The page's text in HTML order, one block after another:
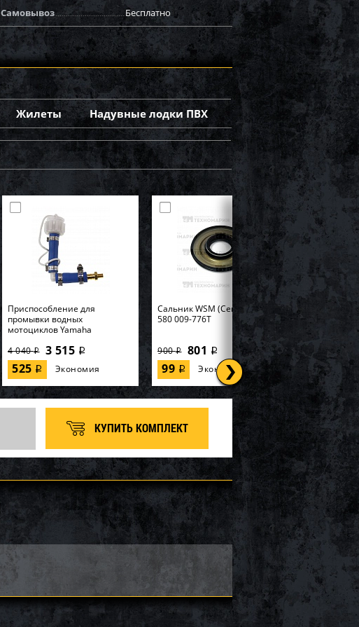
Самовывоз
Бесплатно
Жилеты Надувные лодки ПВХ
Приспособление для
промывки водных
мотоциклов Yamaha
4 040i 3 515 i
525 i Экономия
Cальник WSM (Center Pto) BRP
580 009-776T
900i 801 i
99 i Экономия
Импеллер SOLAS KE-CD-09/15
26 220 24 385
Импеллер SOLAS KGX-CD-
12/16
28 346
КУПИТЬ КОМПЛЕКТ